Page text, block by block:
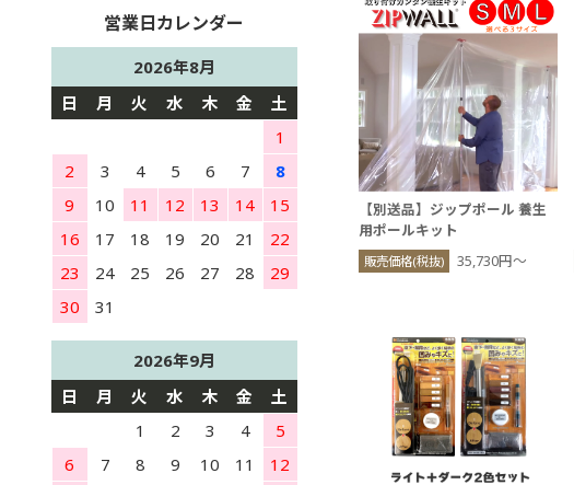
【別送品】ジップポール 養生
用ポールキット
販売価格(税抜) 35,730円〜
2026年8月
日
月 火 水 木 金
土
1
2
3 4 5 6 7
8
9
10 11 12 13 14
15
16
17 18 19 20 21
22
23
24 25 26 27 28
29
30
31
2026年9月
日
月 火 水 木 金
土
1
2 3 4
5
6
7 8 9 10 11
12